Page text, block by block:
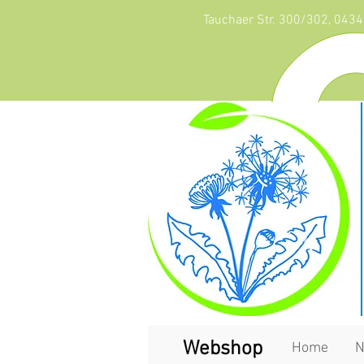
Tauchaer Str. 300/302,
Webshop Home